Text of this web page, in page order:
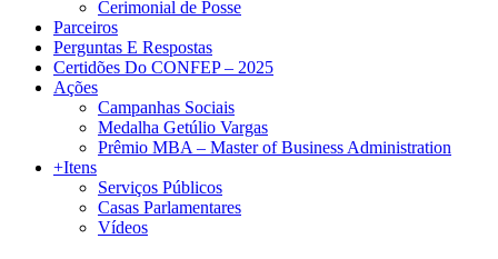
Cerimonial de Posse
Parceiros
Perguntas E Respostas
Certidões Do CONFEP – 2025
Ações
Campanhas Sociais
Medalha Getúlio Vargas
Prêmio MBA – Master of Business Administration
+Itens
Serviços Públicos
Casas Parlamentares
Vídeos